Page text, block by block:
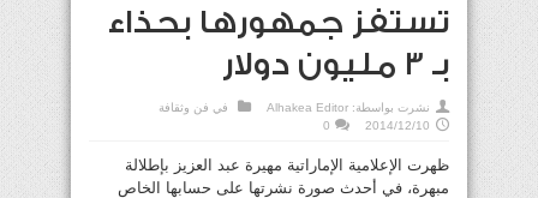
تستفز جمهورها بحذاء
بـ 3 مليون دولار
نشرت بواسطة: Alhakea Editor في فن وثقافة
2014/12/10
0
ظهرت الإعلامية الإماراتية مهيرة عبد العزيز بإطلالة
مبهرة، في أحدث صورة نشرتها على حسابها الخاص